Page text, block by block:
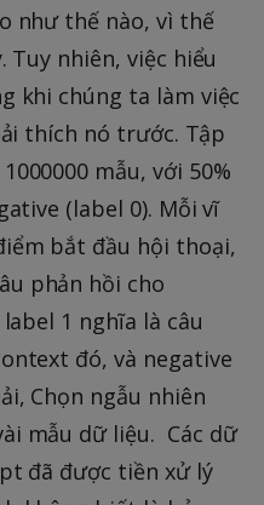
như thế nào, vì thế
nhiên, việc hiểu
khi chúng ta làm việc
thích nó trước. Tập
mẫu, với 50%
(label 0). Mỗi vĩ
bắt đầu hội thoại,
phản hồi cho
1 nghĩa là câu
đó, và negative
Chọn ngẫu nhiên
mẫu dữ liệu. Các dữ
đã được tiền xử lý